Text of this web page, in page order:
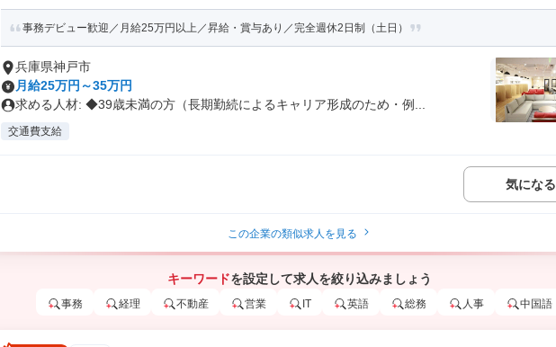
事務デビュー歓迎／月給25万円以上／昇給・賞与あり／完全週休2日制（土日）
兵庫県神戸市
月給25万円～35万円
求める人材: ◆39歳未満の方（長期勤続によるキャリア形成のため・例...
交通費支給
気になる
この企業の類似求人を見る
キーワードを設定して求人を絞り込みましょう
事務 経理 不動産 営業 IT 英語 総務 人事 中国語